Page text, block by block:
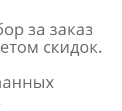
за заказ
скидок.